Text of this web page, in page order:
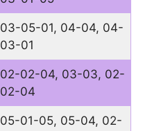
03-05-01, 04-04, 04-
03-01
02-02-04, 03-03, 02-
02-04
05-01-05, 05-04, 02-